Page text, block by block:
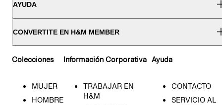
AYUDA
CONVERTITE EN H&M MEMBER
Colecciones
MUJER
HOMBRE
Información Corporativa
TRABAJAR EN
H&M
Ayuda
CONTACTO
SERVICIO AL